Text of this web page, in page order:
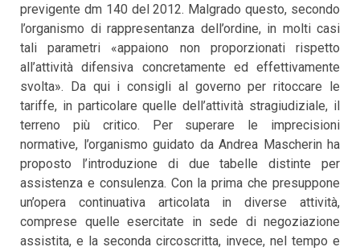
previgente dm 140 del 2012. Malgrado questo, secondo
l’organismo di rappresentanza dell’ordine, in molti casi
tali parametri «appaiono non proporzionati rispetto
all’attività difensiva concretamente ed effettivamente
svolta». Da qui i consigli al governo per ritoccare le
tariffe, in particolare quelle dell’attività stragiudiziale, il
terreno più critico. Per superare le imprecisioni
normative, l’organismo guidato da Andrea Mascherin ha
proposto l’introduzione di due tabelle distinte per
assistenza e consulenza. Con la prima che presuppone
un’opera continuativa articolata in diverse attività,
comprese quelle esercitate in sede di negoziazione
assistita, e la seconda circoscritta, invece, nel tempo e